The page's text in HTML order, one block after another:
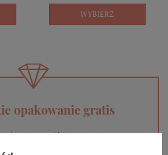
WYBIERZ
opakowanie gratis
zakupione w sklepie internetowym